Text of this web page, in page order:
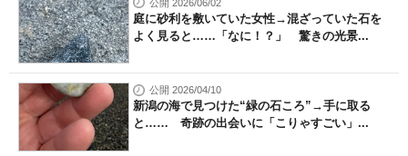
公開 2026/06/02
庭に砂利を敷いていた女性→混ざっていた石を
よく見ると……「なに！？」 驚きの光景...
公開 2026/04/10
新潟の海で見つけた“緑の石ころ”→手に取る
と…… 奇跡の出会いに「こりゃすごい」...